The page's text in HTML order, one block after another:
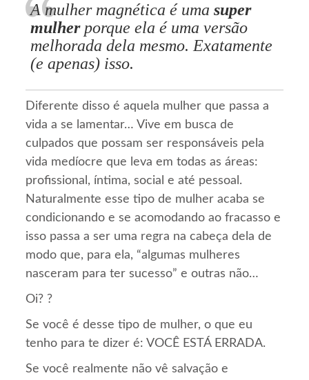
A mulher magnética é uma super
mulherporque ela é uma versão
melhorada dela mesmo. Exatamente
(e apenas) isso.
Diferente disso é aquela mulher que passa a
vida a se lamentar… Vive em busca de
culpados que possam ser responsáveis pela
vida medíocre que leva em todas as áreas:
profissional, íntima, social e até pessoal.
Naturalmente esse tipo de mulher acaba se
condicionando e se acomodando ao fracasso e
isso passa a ser uma regra na cabeça dela de
modo que, para ela, “algumas mulheres
nasceram para ter sucesso” e outras não…
Oi? ?
Se você é desse tipo de mulher, o que eu
tenho para te dizer é: VOCÊ ESTÁ ERRADA.
Se você realmente não vê salvação e